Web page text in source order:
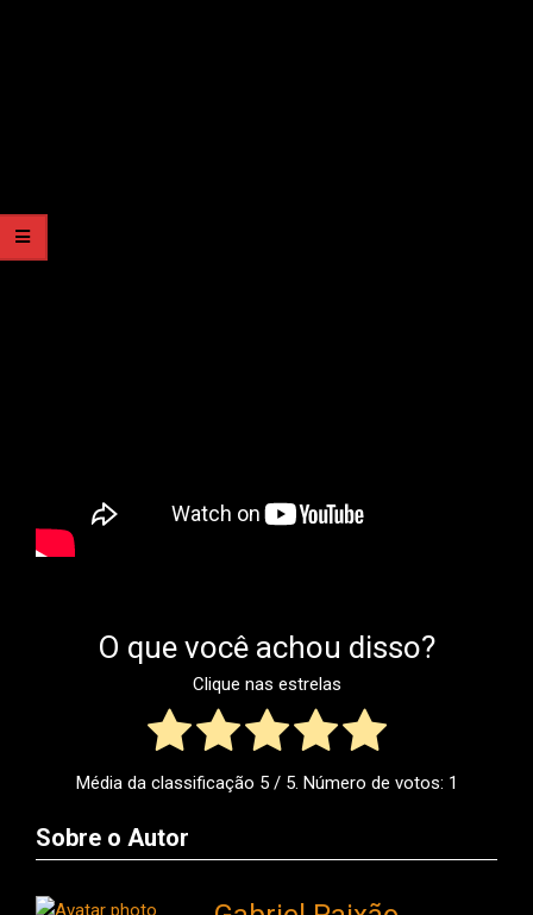
O que você achou disso?
Clique nas estrelas
Média da classificação 5/ 5. Número de votos: 1
Sobre o Autor